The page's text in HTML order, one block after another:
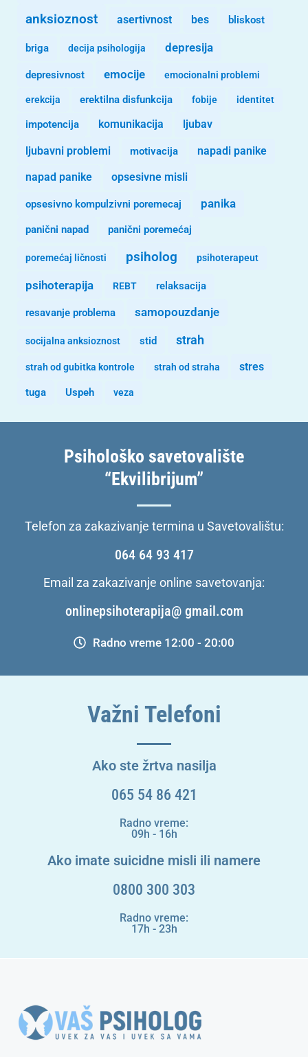
anksioznost asertivnost bes bliskost
briga decija psihologija depresija
depresivnost emocije emocionalni problemi
erekcija erektilna disfunkcija fobije identitet
impotencija komunikacija ljubav
ljubavni problemi motivacija napadi panike
napad panike opsesivne misli
opsesivno kompulzivni poremecaj panika
panični napad panični poremećaj
poremećaj ličnosti psiholog psihoterapeut
psihoterapija REBT relaksacija
resavanje problema samopouzdanje
socijalna anksioznost stid strah
strah od gubitka kontrole strah od straha stres
tuga Uspeh veza
Psihološko savetovalište
“Ekvilibrijum”
Telefon za zakazivanje termina u Savetovalištu:
064 64 93 417
Email za zakazivanje online savetovanja:
onlinepsihoterapija@ gmail.com
Radno vreme 12:00 - 20:00
Važni Telefoni
Ako ste žrtva nasilja
065 54 86 421
Radno vreme:
09h - 16h
Ako imate suicidne misli ili namere
0800 300 303
Radno vreme:
17h - 23h